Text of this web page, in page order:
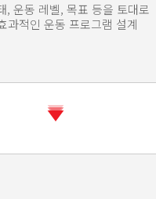
, 운동 레벨, 목표 등을 토대로
과적인 운동 프로그램 설계